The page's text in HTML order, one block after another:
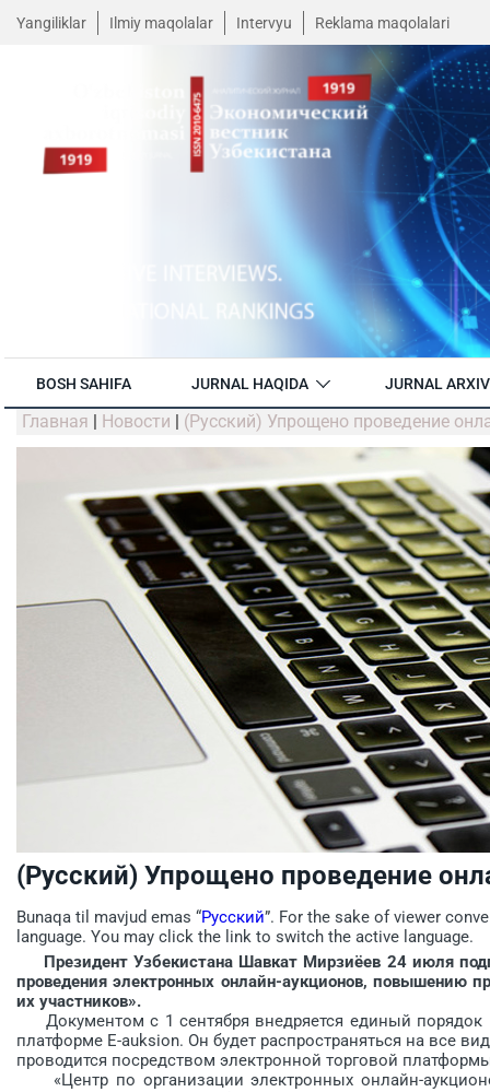
Yangiliklar Ilmiy maqolalar Intervyu Reklama maqolalari
BOSH SAHIFA JURNAL HAQIDA JURNAL
Главная | Новости | (Русский) Упрощено проведение
(Русский) Упрощено проведение
Bunaqa til mavjud emas “Русский”. For the sake of viewer
language. You may click the link to switch the active language.
Президент Узбекистана Шавкат Мирзиёев 24 июля
проведения электронных онлайн-аукционов, повышению
их участников».
Документом с 1 сентября внедряется единый порядок
платформе E-auksion. Он будет распространяться на все
проводится посредством электронной торговой
«Центр по организации электронных онлайн-